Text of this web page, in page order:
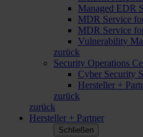
Managed EDR
MDR Service
MDR Service
Vulnerability
zurück
Security Operations
Cyber Security
Hersteller +
zurück
zurück
Hersteller + Partner
Schließen